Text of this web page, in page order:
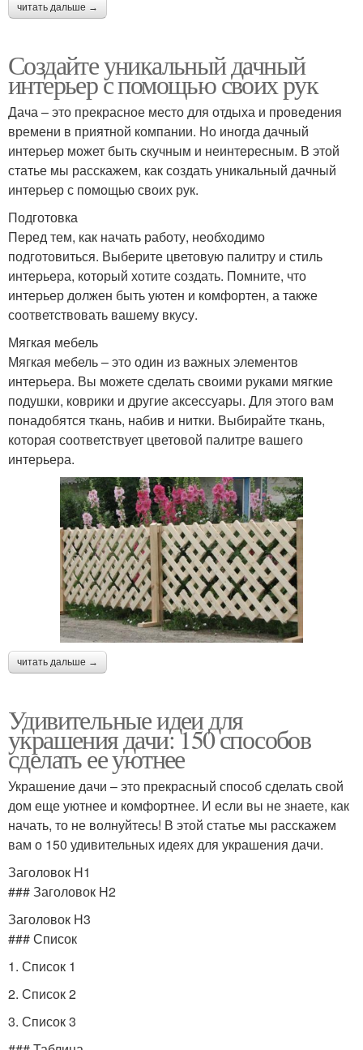
читать дальше →
Создайте уникальный дачный
интерьер с помощью своих рук
Дача – это прекрасное место для отдыха и проведения
времени в приятной компании. Но иногда дачный
интерьер может быть скучным и неинтересным. В этой
статье мы расскажем, как создать уникальный дачный
интерьер с помощью своих рук.
Подготовка
Перед тем, как начать работу, необходимо
подготовиться. Выберите цветовую палитру и стиль
интерьера, который хотите создать. Помните, что
интерьер должен быть уютен и комфортен, а также
соответствовать вашему вкусу.
Мягкая мебель
Мягкая мебель – это один из важных элементов
интерьера. Вы можете сделать своими руками мягкие
подушки, коврики и другие аксессуары. Для этого вам
понадобятся ткань, набив и нитки. Выбирайте ткань,
которая соответствует цветовой палитре вашего
интерьера.
читать дальше →
Удивительные идеи для
украшения дачи: 150 способов
сделать ее уютнее
Украшение дачи – это прекрасный способ сделать свой
дом еще уютнее и комфортнее. И если вы не знаете, как
начать, то не волнуйтесь! В этой статье мы расскажем
вам о 150 удивительных идеях для украшения дачи.
Заголовок H1
### Заголовок H2
Заголовок H3
### Список
1. Список 1
2. Список 2
3. Список 3